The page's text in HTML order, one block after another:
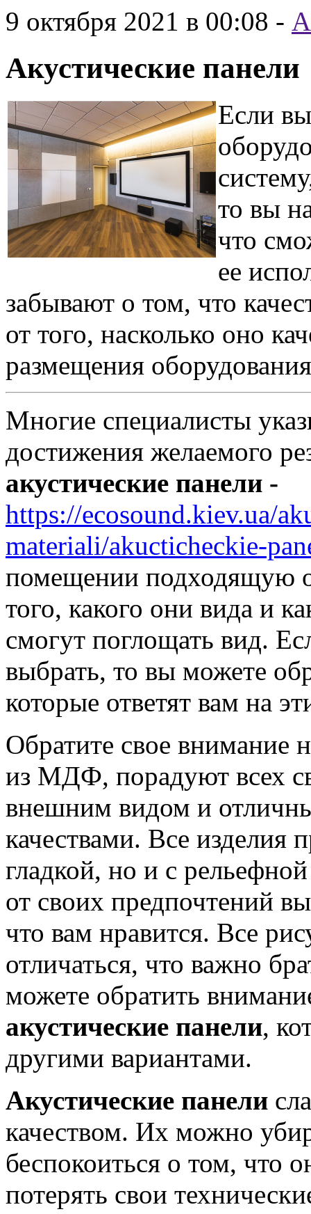
9 октября 2021 в 00:08 -
Акустические панели
Если
то вы
что
ее
забывают о том, что
от того, насколько оно
размещения
Многие специалисты
достижения желаемого
акустические панели -
https://ecosound.kiev.ua/
materiali/akucticheckie-
помещении подходящую
того, какого они вида и
смогут поглощать вид.
выбрать, то вы можете
которые ответят вам на
Обратите свое внимание
из МДФ, порадуют всех
внешним видом и
качествами. Все изделия
гладкой, но и с
от своих предпочтений
что вам нравится. Все
отличаться, что важно
можете обратить
акустические панели,
другими вариантами.
Акустические панели
качеством. Их можно
беспокоиться о том, что
потерять свои